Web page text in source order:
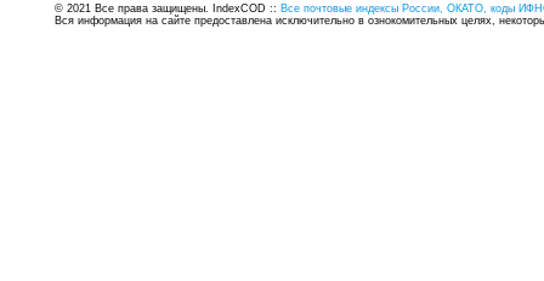
© 2021 Все права защищены. IndexCOD :: Все почтовые индексы России, ОКАТО, коды
Вся информация на сайте предоставлена исключительно в ознокомительных целях,